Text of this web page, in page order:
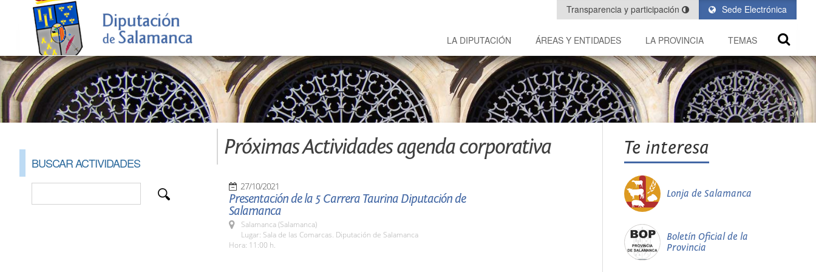
Sede Electrónica
Transparencia y participación
LA DIPUTACIÓN ÁREAS Y ENTIDADES LA PROVINCIA TEMAS
BUSCAR ACTIVIDADES
Próximas Actividades agenda corporativa
27/10/2021
Presentación de la 5 Carrera Taurina Diputación de
Salamanca
Salamanca (Salamanca)
Lugar: Sala de las Comarcas. Diputación de Salamanca
Hora: 11:00 h.
Te interesa
Lonja de Salamanca
Boletín Oficial de la
Provincia